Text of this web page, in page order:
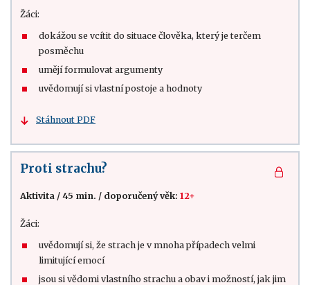
Žáci:
dokážou se vcítit do situace člověka, který je terčem
posměchu
umějí formulovat argumenty
uvědomují si vlastní postoje a hodnoty
Stáhnout PDF
Proti strachu?
Aktivita / 45 min. / doporučený věk: 12+
Žáci:
uvědomují si, že strach je v mnoha případech velmi
limitující emocí
jsou si vědomi vlastního strachu a obav i možností, jak jim